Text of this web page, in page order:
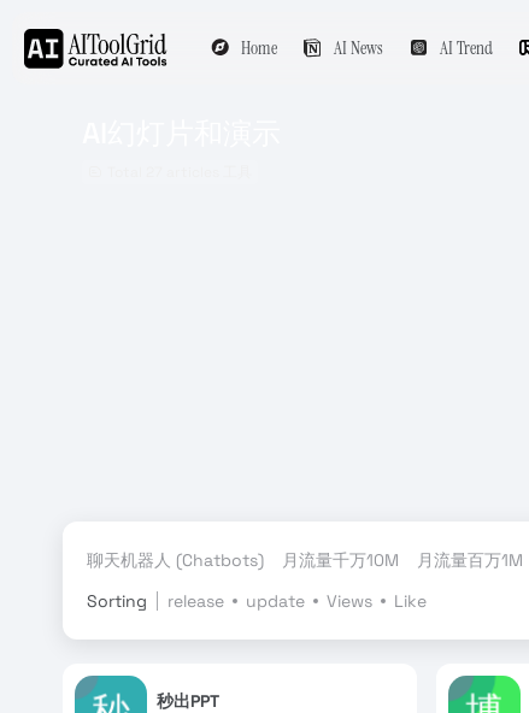
Home AI News AI Trend
聊天机器人 (Chatbots) 月流量千万10M 月流量百万1M
Sorting
release update Views Like
秒出PPT